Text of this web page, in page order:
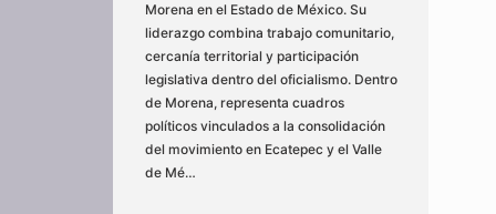
Morena en el Estado de México. Su
liderazgo combina trabajo comunitario,
cercanía territorial y participación
legislativa dentro del oficialismo. Dentro
de Morena, representa cuadros
políticos vinculados a la consolidación
del movimiento en Ecatepec y el Valle
de Mé…